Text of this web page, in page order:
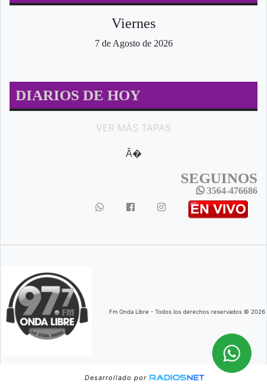
Viernes
7 de Agosto de 2026
DIARIOS DE HOY
VER MÁS TAPAS
Â�
SEGUINOS
3564-476686
Fm Onda Libre - Todos los derechos reservados © 2026
Desarrollado por